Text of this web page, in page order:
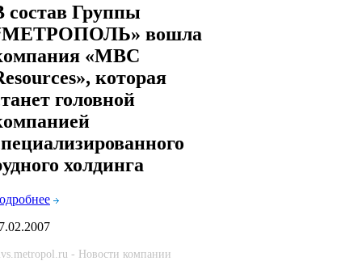
состав Группы
вошла
«MBC
которая
головной
холдинга
- Новости компании